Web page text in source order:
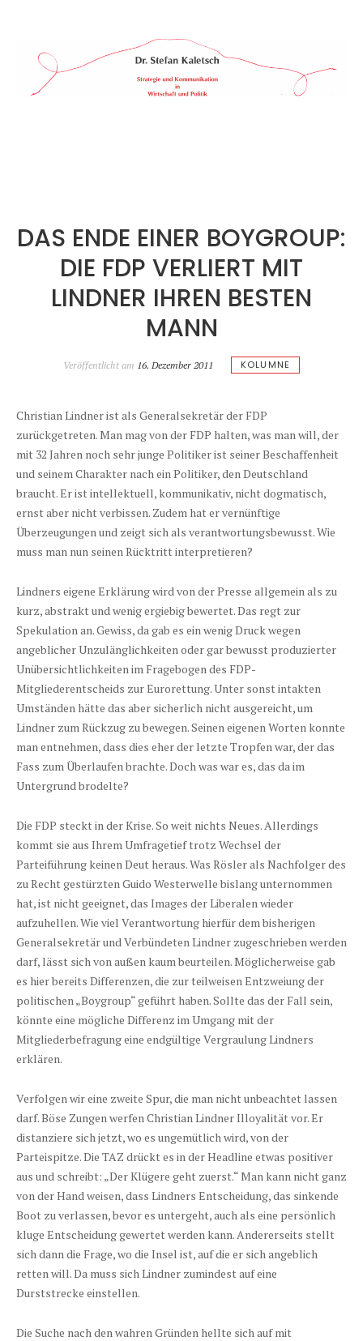
DAS ENDE EINER BOYGROUP:
DIE FDP VERLIERT MIT
LINDNER IHREN BESTEN
MANN
Veröffentlicht am 16. Dezember 2011 KOLUMNE
Christian Lindner ist als Generalsekretär der FDP
zurückgetreten. Man mag von der FDP halten, was man will, der
mit 32 Jahren noch sehr junge Politiker ist seiner Beschaffenheit
und seinem Charakter nach ein Politiker, den Deutschland
braucht. Er ist intellektuell, kommunikativ, nicht dogmatisch,
ernst aber nicht verbissen. Zudem hat er vernünftige
Überzeugungen und zeigt sich als verantwortungsbewusst. Wie
muss man nun seinen Rücktritt interpretieren?
Lindners eigene Erklärung wird von der Presse allgemein als zu
kurz, abstrakt und wenig ergiebig bewertet. Das regt zur
Spekulation an. Gewiss, da gab es ein wenig Druck wegen
angeblicher Unzulänglichkeiten oder gar bewusst produzierter
Unübersichtlichkeiten im Fragebogen des FDP-
Mitgliederentscheids zur Eurorettung. Unter sonst intakten
Umständen hätte das aber sicherlich nicht ausgereicht, um
Lindner zum Rückzug zu bewegen. Seinen eigenen Worten konnte
man entnehmen, dass dies eher der letzte Tropfen war, der das
Fass zum Überlaufen brachte. Doch was war es, das da im
Untergrund brodelte?
Die FDP steckt in der Krise. So weit nichts Neues. Allerdings
kommt sie aus Ihrem Umfragetief trotz Wechsel der
Parteiführung keinen Deut heraus. Was Rösler als Nachfolger des
zu Recht gestürzten Guido Westerwelle bislang unternommen
hat, ist nicht geeignet, das Images der Liberalen wieder
aufzuhellen. Wie viel Verantwortung hierfür dem bisherigen
Generalsekretär und Verbündeten Lindner zugeschrieben werden
darf, lässt sich von außen kaum beurteilen. Möglicherweise gab
es hier bereits Differenzen, die zur teilweisen Entzweiung der
politischen „Boygroup“ geführt haben. Sollte das der Fall sein,
könnte eine mögliche Differenz im Umgang mit der
Mitgliederbefragung eine endgültige Vergraulung Lindners
erklären.
Verfolgen wir eine zweite Spur, die man nicht unbeachtet lassen
darf. Böse Zungen werfen Christian Lindner Illoyalität vor. Er
distanziere sich jetzt, wo es ungemütlich wird, von der
Parteispitze. Die TAZ drückt es in der Headline etwas positiver
aus und schreibt: „Der Klügere geht zuerst.“ Man kann nicht ganz
von der Hand weisen, dass Lindners Entscheidung, das sinkende
Boot zu verlassen, bevor es untergeht, auch als eine persönlich
kluge Entscheidung gewertet werden kann. Andererseits stellt
sich dann die Frage, wo die Insel ist, auf die er sich angeblich
retten will. Da muss sich Lindner zumindest auf eine
Durststrecke einstellen.
Die Suche nach den wahren Gründen hellte sich auf mit